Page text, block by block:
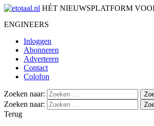
HÉT NIEUWSPLATFORM
ENGINEERS
Inloggen
Abonneren
Adverteren
Contact
Colofon
Zoeken naar:
Zoeken naar:
Terug